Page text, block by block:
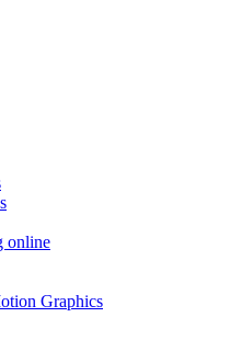
online
Graphics